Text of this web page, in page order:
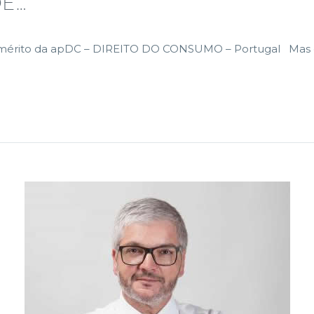
da apDC – DIREITO DO CONSUMO – Portugal